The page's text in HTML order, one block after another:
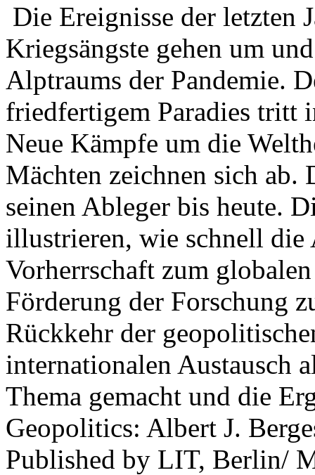
Die Ereignisse der letzten
Kriegsängste gehen um
Alptraums der Pandemie.
friedfertigem Paradies tritt
Neue Kämpfe um die
Mächten zeichnen sich
seinen Ableger bis heute.
illustrieren, wie schnell die
Vorherrschaft zum
Förderung der Forschung
Rückkehr der
internationalen Austausch
Thema gemacht und die
Geopolitics: Albert J.
Published by LIT, Berlin/